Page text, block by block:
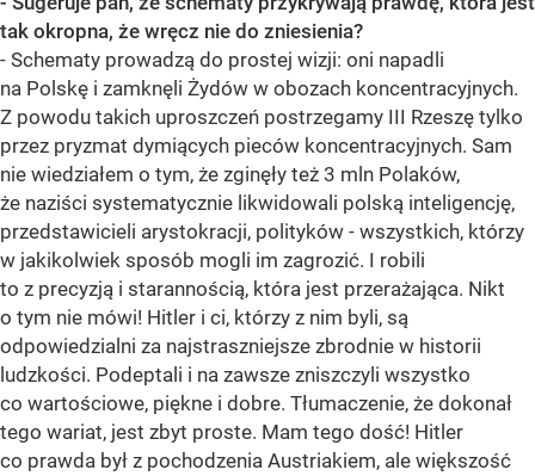
tak okropna, że wręcz nie do zniesienia?
- Schematy prowadzą do prostej wizji: oni napadli
na Polskę i zamknęli Żydów w obozach koncentracyjnych.
Z powodu takich uproszczeń postrzegamy III Rzeszę tylko
przez pryzmat dymiących pieców koncentracyjnych. Sam
nie wiedziałem o tym, że zginęły też 3 mln Polaków,
że naziści systematycznie likwidowali polską inteligencję,
przedstawicieli arystokracji, polityków - wszystkich, którzy
w jakikolwiek sposób mogli im zagrozić. I robili
to z precyzją i starannością, która jest przerażająca. Nikt
o tym nie mówi! Hitler i ci, którzy z nim byli, są
odpowiedzialni za najstraszniejsze zbrodnie w historii
ludzkości. Podeptali i na zawsze zniszczyli wszystko
co wartościowe, piękne i dobre. Tłumaczenie, że dokonał
tego wariat, jest zbyt proste. Mam tego dość! Hitler
co prawda był z pochodzenia Austriakiem, ale większość